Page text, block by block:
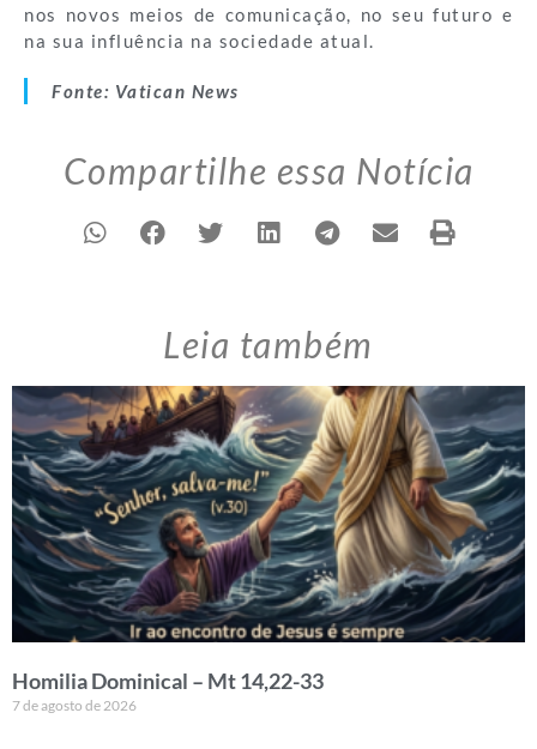
nos novos meios de comunicação, no seu futuro e
na sua influência na sociedade atual.
Fonte: Vatican News
Compartilhe essa Notícia
Leia também
Homilia Dominical – Mt 14,22-33
7 de agosto de 2026